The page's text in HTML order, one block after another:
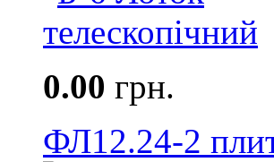
0.00 грн.
ФЛ12.24-2